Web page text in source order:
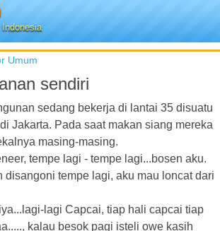
Umum
sendiri
sedang bekerja di lantai 35 disuatu
Jakarta. Pada saat makan siang mereka
masing-masing.
tempe lagi - tempe lagi...bosen aku.
disangoni tempe lagi, aku mau loncat dari
lagi Capcai, tiap hali capcai tiap
kalau besok pagi isteli owe kasih